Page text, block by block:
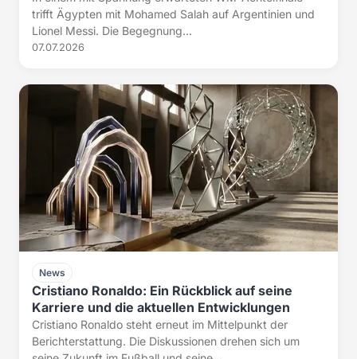
trifft Ägypten mit Mohamed Salah auf Argentinien und
Lionel Messi. Die Begegnung...
07.07.2026
News
Cristiano Ronaldo: Ein Rückblick auf seine
Karriere und die aktuellen Entwicklungen
Cristiano Ronaldo steht erneut im Mittelpunkt der
Berichterstattung. Die Diskussionen drehen sich um